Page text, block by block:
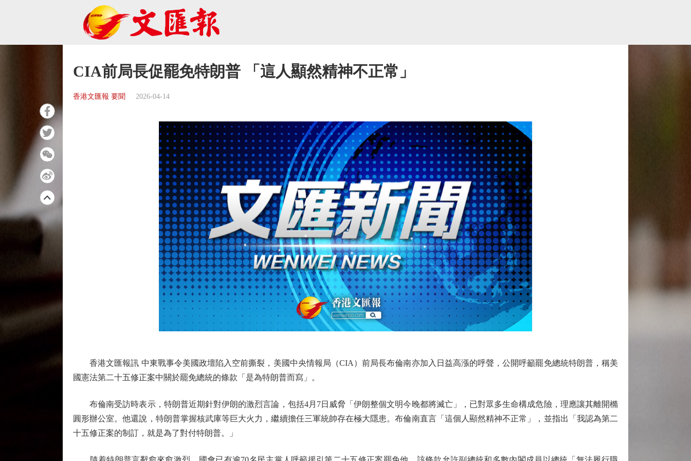
CIA前局長促罷免特朗普 「這人顯然精神不正常」
香港文匯報 要聞 2026-04-14
香港文匯報訊 中東戰事令美國政壇陷入空前撕裂，美國中央情報局（CIA）前局長布倫南亦加入日益高漲的呼聲，公開呼籲罷免總統特朗普，稱美
國憲法第二十五修正案中關於罷免總統的條款「是為特朗普而寫」。
布倫南受訪時表示，特朗普近期針對伊朗的激烈言論，包括4月7日威脅「伊朗整個文明今晚都將滅亡」，已對眾多生命構成危險，理應讓其離開橢
圓形辦公室。他還說，特朗普掌握核武庫等巨大火力，繼續擔任三軍統帥存在極大隱患。布倫南直言「這個人顯然精神不正常」，並指出「我認為第二
十五修正案的制訂，就是為了對付特朗普。」